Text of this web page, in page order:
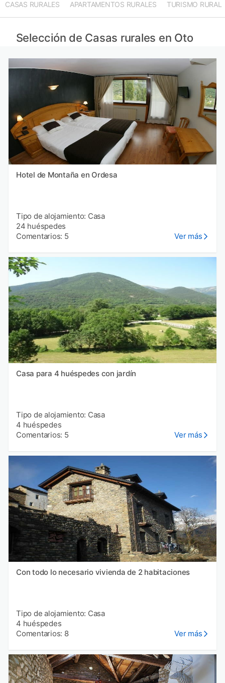
CASAS RURALES APARTAMENTOS RURALES TURISMO RURAL
Selección de Casas rurales en Oto
Hotel de Montaña en Ordesa
Tipo de alojamiento: Casa
24 huéspedes
Comentarios: 5
Ver más
Casa para 4 huéspedes con jardín
Tipo de alojamiento: Casa
4 huéspedes
Comentarios: 5
Ver más
Con todo lo necesario vivienda de 2 habitaciones
Tipo de alojamiento: Casa
4 huéspedes
Comentarios: 8
Ver más